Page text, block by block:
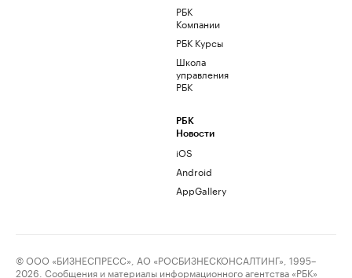
РБК
Компании
РБК Курсы
Школа
управления
РБК
РБК
Новости
iOS
Android
AppGallery
© ООО «БИЗНЕСПРЕСС», АО «РОСБИЗНЕСКОНСАЛТИНГ», 1995–
2026. Сообщения и материалы информационного агентства «РБК»